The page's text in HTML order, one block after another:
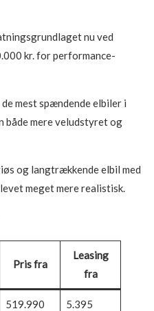
nu ved
kr. for performance-
mest spændende elbiler i
både mere veludstyret og
og langtrækkende elbil med
meget mere realistisk.
Pris fra
Leasing
fra
519.990
5.395